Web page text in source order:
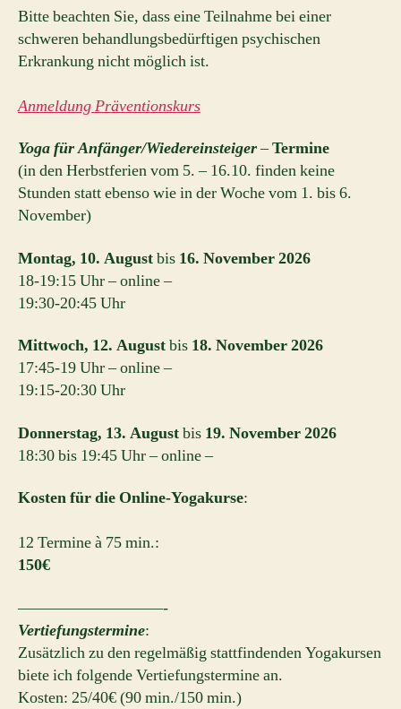
Bitte beachten Sie, dass eine Teilnahme bei einer
schweren behandlungsbedürftigen psychischen
Erkrankung nicht möglich ist.
Anmeldung Präventionskurs
Yoga für Anfänger/Wiedereinsteiger–Termine
(in den Herbstferien vom 5. – 16.10. finden keine
Stunden statt ebenso wie in der Woche vom 1. bis 6.
November)
Montag, 10. Augustbis 16. November2026
18-19:15 Uhr – online –
19:30-20:45 Uhr
Mittwoch, 12. Augustbis 18. November2026
17:45-19 Uhr – online –
19:15-20:30 Uhr
Donnerstag, 13. Augustbis 19. November 2026
18:30 bis 19:45 Uhr – online –
Kosten für die Online-Yogakurse:
12 Termine à 75 min.:
150€
—————————-
Vertiefungstermine:
Zusätzlich zu den regelmäßig stattfindenden Yogakursen
biete ich folgende Vertiefungstermine an.
Kosten: 25/40€ (90 min./150 min.)